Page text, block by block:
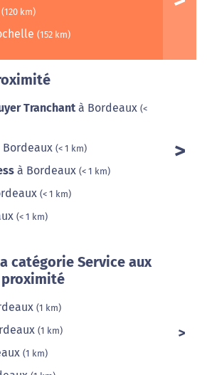
(120 km)
(152 km)
Tranchant à Bordeaux (<
Bordeaux (< 1 km)
à Bordeaux (< 1 km)
(< 1 km)
(< 1 km)
catégorie Service aux
(1 km)
(1 km)
(1 km)